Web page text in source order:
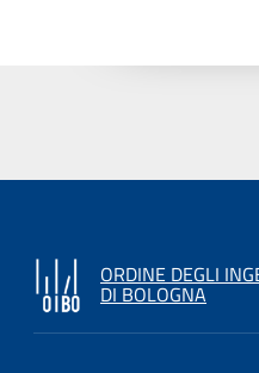
ORDINE DEGLI
DI BOLOGNA